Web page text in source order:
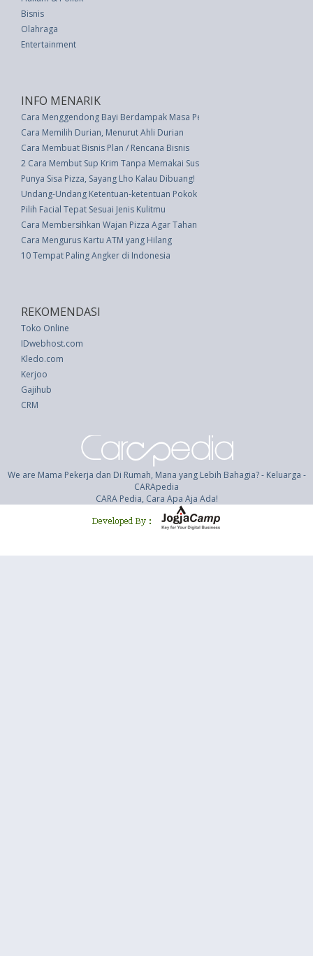
Bisnis
Olahraga
Entertainment
INFO MENARIK
Cara Menggendong Bayi Berdampak Masa Perkembangannya
Cara Memilih Durian, Menurut Ahli Durian
Cara Membuat Bisnis Plan / Rencana Bisnis
2 Cara Membut Sup Krim Tanpa Memakai Susu
Punya Sisa Pizza, Sayang Lho Kalau Dibuang!
Undang-Undang Ketentuan-ketentuan Pokok Tenaga Atom (UU 31 thn
Pilih Facial Tepat Sesuai Jenis Kulitmu
Cara Membersihkan Wajan Pizza Agar Tahan Selamanya
Cara Mengurus Kartu ATM yang Hilang
10 Tempat Paling Angker di Indonesia
REKOMENDASI
Toko Online
IDwebhost.com
Kledo.com
Kerjoo
Gajihub
CRM
We are Mama Pekerja dan Di Rumah, Mana yang Lebih Bahagia? - Keluarga -
CARApedia
CARA Pedia, Cara Apa Aja Ada!